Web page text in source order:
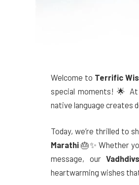
Welcome to Terrific
special moments! 🌟
native language creates
Today, we’re thrilled to
Marathi 🎂✨ Whether
message, our
heartwarming wishes